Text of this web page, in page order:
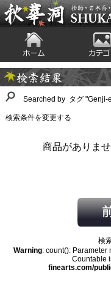
秋華洞 SHUKADO 掛軸・日本
ホーム カテ
検索結果
Searched by タグ "Genji-
検索条件を変更する
商品がありま
検
Warning: count(): Parameter
Countable
finearts.com/